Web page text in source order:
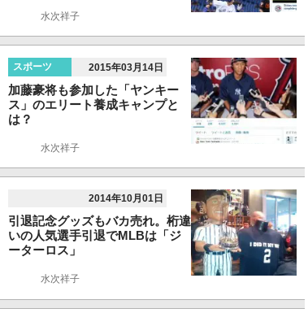
水次祥子
スポーツ 2015年03月14日
加藤豪将も参加した「ヤンキー
ス」のエリート養成キャンプと
は？
水次祥子
2014年10月01日
引退記念グッズもバカ売れ。桁違
いの人気選手引退でMLBは「ジ
ーターロス」
水次祥子